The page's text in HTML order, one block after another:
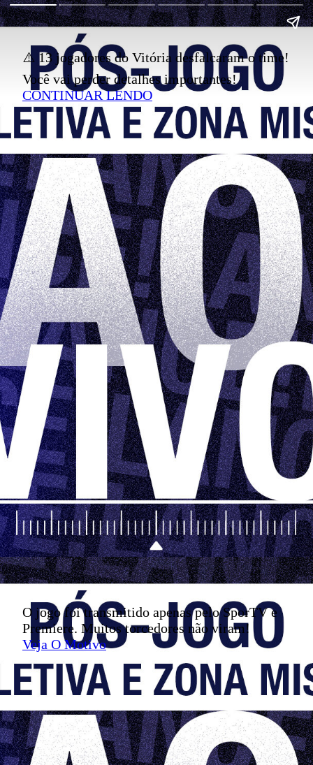
⚠️ 13 jogadores do Vitória desfalcaram o time!
Você vai perder detalhes importantes!
CONTINUAR LENDO
O jogo foi transmitido apenas pelo SporTV e
Premiere. Muitos torcedores não viram!
Veja O Motivo